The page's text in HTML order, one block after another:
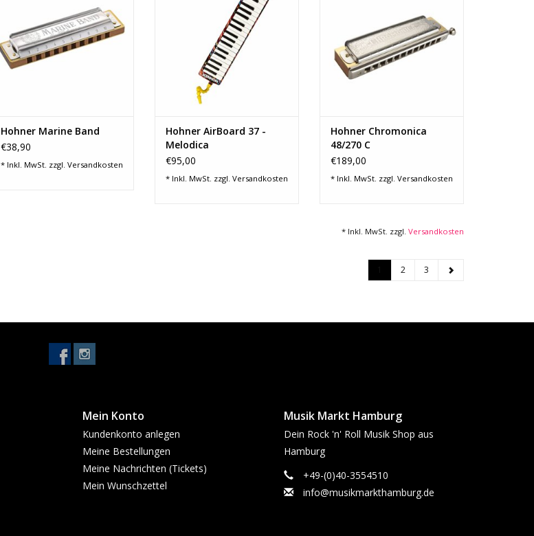
Hohner Marine Band
€38,90
* Inkl. MwSt. zzgl. Versandkosten
Hohner AirBoard 37 -
Melodica
€95,00
* Inkl. MwSt. zzgl. Versandkosten
Hohner Chromonica
48/270 C
€189,00
* Inkl. MwSt. zzgl. Versandkosten
* Inkl. MwSt. zzgl. Versandkosten
2 3
Mein Konto
Kundenkonto anlegen
Meine Bestellungen
Meine Nachrichten (Tickets)
Mein Wunschzettel
Musik Markt Hamburg
Dein Rock 'n' Roll Musik Shop aus
Hamburg
+49-(0)40-3554510
info@musikmarkthamburg.de